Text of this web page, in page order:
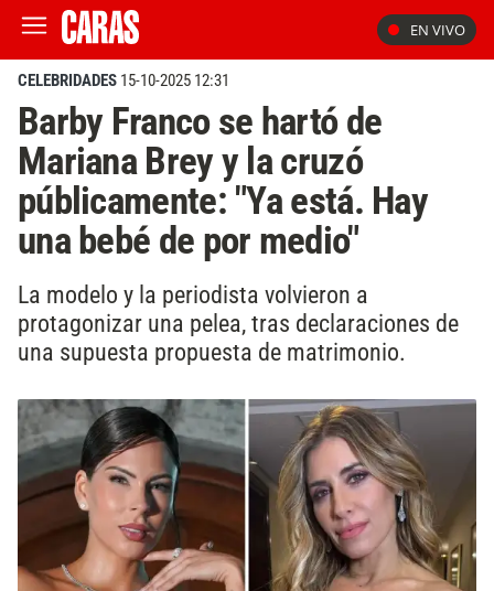
EN VIVO
CELEBRIDADES 15-10-2025 12:31
Barby Franco se hartó de
Mariana Brey y la cruzó
públicamente: "Ya está. Hay
una bebé de por medio"
La modelo y la periodista volvieron a
protagonizar una pelea, tras declaraciones de
una supuesta propuesta de matrimonio.